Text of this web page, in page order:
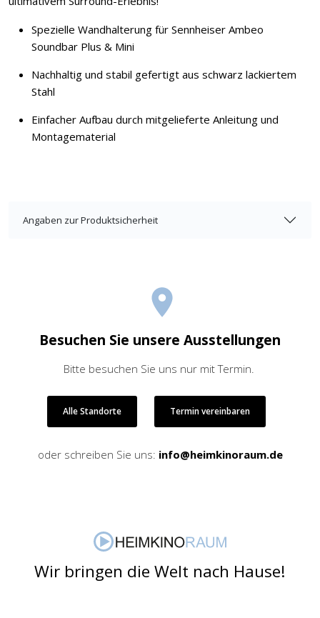
Spezielle Wandhalterung für Sennheiser Ambeo
Soundbar Plus & Mini
Nachhaltig und stabil gefertigt aus schwarz lackiertem
Stahl
Einfacher Aufbau durch mitgelieferte Anleitung und
Montagematerial
Angaben zur Produktsicherheit
Besuchen Sie unsere Ausstellungen
Bitte besuchen Sie uns nur mit Termin.
Alle Standorte Termin vereinbaren
oder schreiben Sie uns: info@heimkinoraum.de
Wir bringen die Welt nach Hause!